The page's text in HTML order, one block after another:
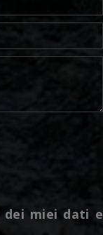
miei dati e